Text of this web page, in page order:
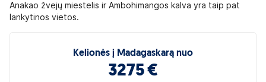
Anakao žvejų miestelis ir Ambohimangos kalva yra taip pat
lankytinos vietos.
Kelionės į Madagaskarą nuo
3275 €